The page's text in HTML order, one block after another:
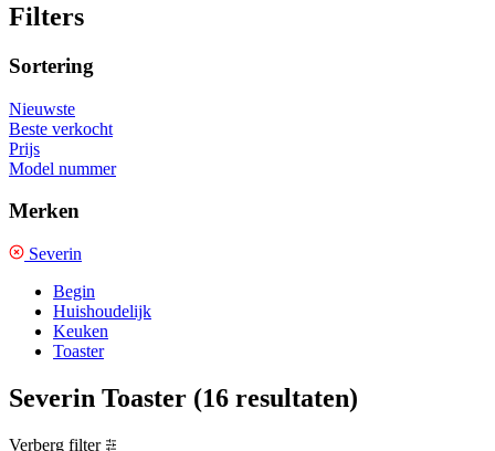
Filters
Sortering
Nieuwste
Beste verkocht
Prijs
Model nummer
Merken
Severin
Begin
Huishoudelijk
Keuken
Toaster
Severin Toaster (16 resultaten)
Verberg filter